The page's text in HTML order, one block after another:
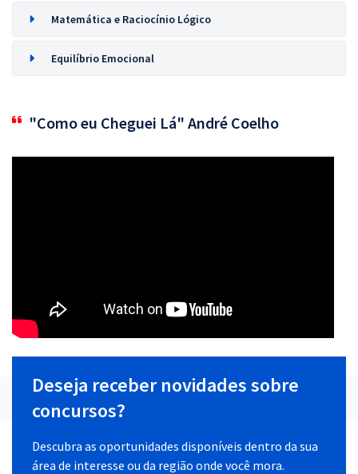
Matemática e Raciocínio Lógico
Equilíbrio Emocional
"Como eu Cheguei Lá" André Coelho
Deseja receber novidades sobre
concursos?
Descubra as oportunidades disponíveis dentro da sua
área de interesse ou da região onde você mora.